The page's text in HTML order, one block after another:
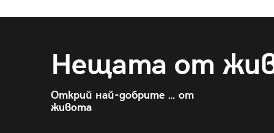
Нещата от
Открий най-добрите … от
живота